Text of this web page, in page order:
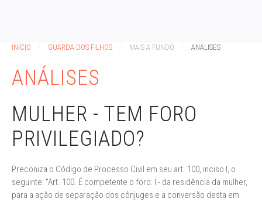
INÍCIO GUARDA DOS FILHOS MAIS A FUNDO ANÁLISES
ANÁLISES
MULHER - TEM FORO
PRIVILEGIADO?
Preconiza o Código de Processo Civil em seu art. 100, inciso I, o
seguinte: "Art. 100. É competente o foro: I - da residência da mulher,
para a ação de separação dos cônjuges e a conversão desta em